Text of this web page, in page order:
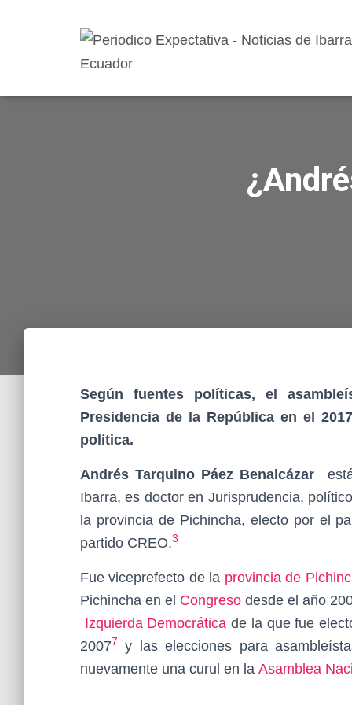
Según fuentes políticas, el
Presidencia de la República en el
política.
Andrés Tarquino Páez Benalcázar
Ibarra, es doctor en Jurisprudencia,
la provincia de Pichincha, electo por el
partido CREO.3
Fue viceprefecto de la provincia de
Pichincha en el Congreso desde el año
Izquierda Democrática de la que fue
20077 y las elecciones para
nuevamente una curul en la Asamblea